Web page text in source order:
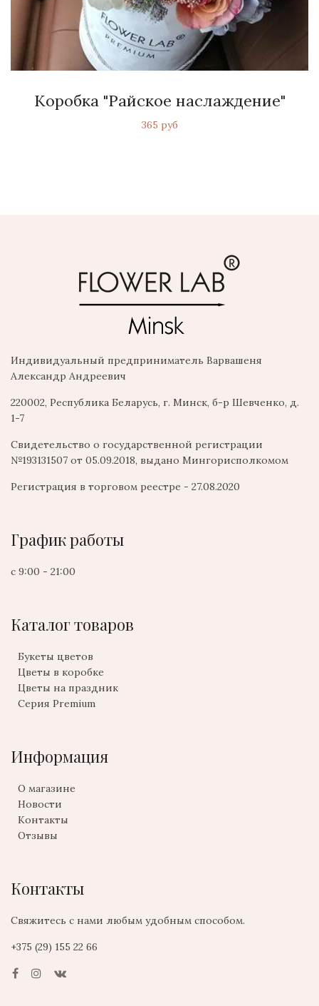
Коробка "Райское наслаждение"
365 руб
Индивидуальный предприниматель Варвашеня
Александр Андреевич
220002, Республика Беларусь, г. Минск, б-р Шевченко, д.
1-7
Свидетельство о государственной регистрации
№193131507 от 05.09.2018, выдано Мингорисполкомом
Регистрация в торговом реестре - 27.08.2020
График работы
с 9:00 - 21:00
Каталог товаров
Букеты цветов
Цветы в коробке
Цветы на праздник
Серия Premium
Информация
О магазине
Новости
Контакты
Отзывы
Контакты
Свяжитесь с нами любым удобным способом.
+375 (29) 155 22 66